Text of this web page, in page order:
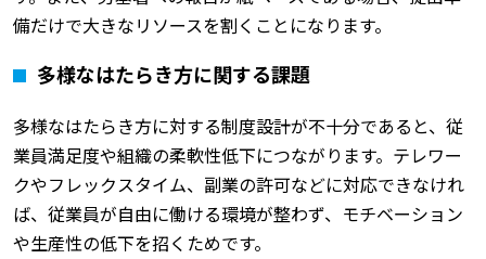
備だけで大きなリソースを割くことになります。
多様なはたらき方に関する課題
多様なはたらき方に対する制度設計が不十分であると、従
業員満足度や組織の柔軟性低下につながります。テレワー
クやフレックスタイム、副業の許可などに対応できなけれ
ば、従業員が自由に働ける環境が整わず、モチベーション
や生産性の低下を招くためです。